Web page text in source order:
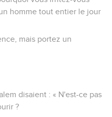
homme tout entier le jour
mais portez un
disaient : « N'est-ce pas
?